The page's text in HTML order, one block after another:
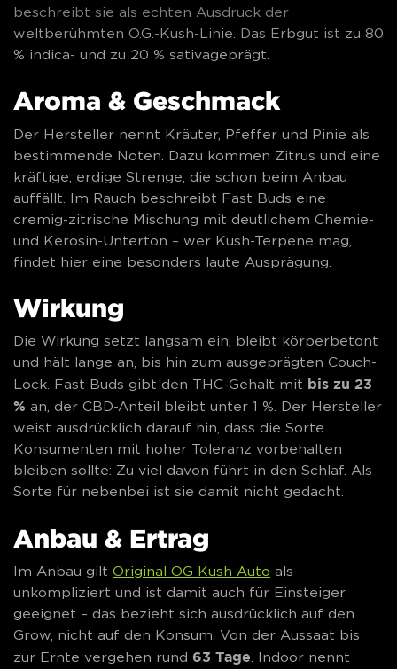
beschreibt sie als echten Ausdruck der
weltberühmten O.G.-Kush-Linie. Das Erbgut ist zu 80
% indica- und zu 20 % sativageprägt.
Aroma & Geschmack
Der Hersteller nennt Kräuter, Pfeffer und Pinie als
bestimmende Noten. Dazu kommen Zitrus und eine
kräftige, erdige Strenge, die schon beim Anbau
auffällt. Im Rauch beschreibt Fast Buds eine
cremig-zitrische Mischung mit deutlichem Chemie-
und Kerosin-Unterton – wer Kush-Terpene mag,
findet hier eine besonders laute Ausprägung.
Wirkung
Die Wirkung setzt langsam ein, bleibt körperbetont
und hält lange an, bis hin zum ausgeprägten Couch-
Lock. Fast Buds gibt den THC-Gehalt mit bis zu 23
% an, der CBD-Anteil bleibt unter 1 %. Der Hersteller
weist ausdrücklich darauf hin, dass die Sorte
Konsumenten mit hoher Toleranz vorbehalten
bleiben sollte: Zu viel davon führt in den Schlaf. Als
Sorte für nebenbei ist sie damit nicht gedacht.
Anbau & Ertrag
Im Anbau gilt Original OG Kush Auto als
unkompliziert und ist damit auch für Einsteiger
geeignet – das bezieht sich ausdrücklich auf den
Grow, nicht auf den Konsum. Von der Aussaat bis
zur Ernte vergehen rund 63 Tage . Indoor nennt